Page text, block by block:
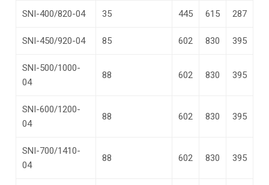
SNI-400/820-04 35 445 615 287
SNI-450/920-04 85 602 830 395
SNI-500/1000-
04
88 602 830 395
SNI-600/1200-
04
88 602 830 395
SNI-700/1410-
04
88 602 830 395